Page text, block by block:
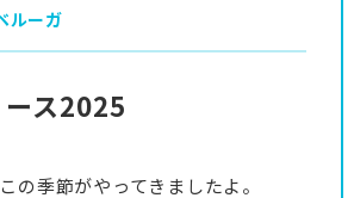
ルーガ
ス2025
の季節がやってきましたよ。